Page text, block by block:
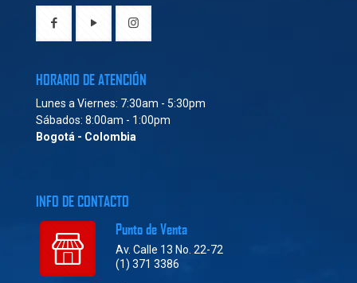
HORARIO DE ATENCIÓN
Lunes a Viernes: 7:30am - 5:30pm
Sábados: 8:00am - 1:00pm
Bogotá - Colombia
INFO DE CONTACTO
Punto de Venta
Av. Calle 13 No. 22-72
(1) 371 3386